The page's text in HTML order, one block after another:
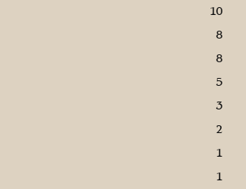
10
8
8
5
3
2
1
1